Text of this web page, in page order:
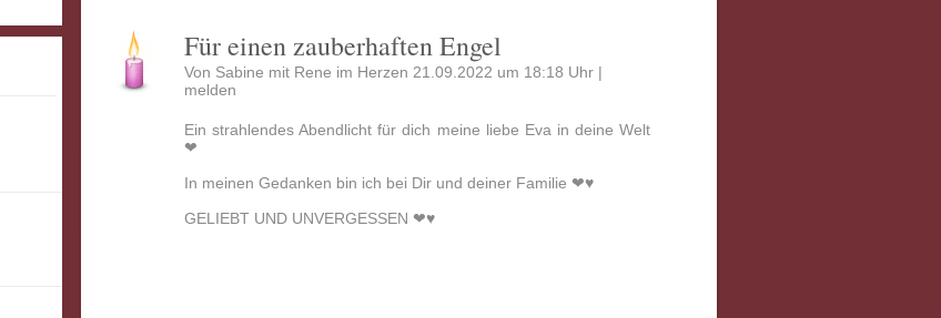
Für einen zauberhaften Engel
Von Sabine mit Rene im Herzen 21.09.2022 um 18:18 Uhr |
melden
Ein strahlendes Abendlicht für dich meine liebe Eva in deine Welt
❤
In meinen Gedanken bin ich bei Dir und deiner Familie ❤♥️
GELIEBT UND UNVERGESSEN ❤♥️